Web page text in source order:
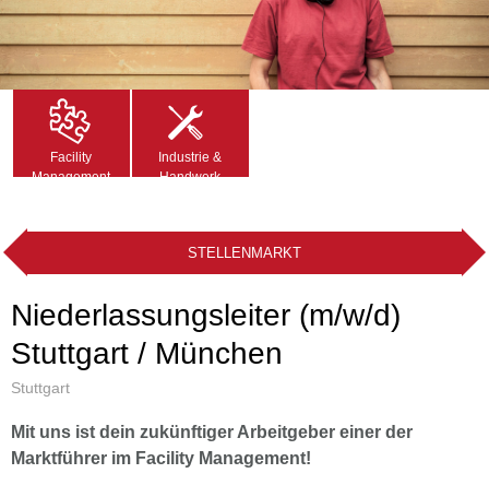
Facility
Management
Industrie &
Handwerk
STELLENMARKT
Niederlassungsleiter (m/w/d)
Stuttgart / München
Stuttgart
Mit uns ist dein zukünftiger Arbeitgeber einer der
Marktführer im Facility Management!